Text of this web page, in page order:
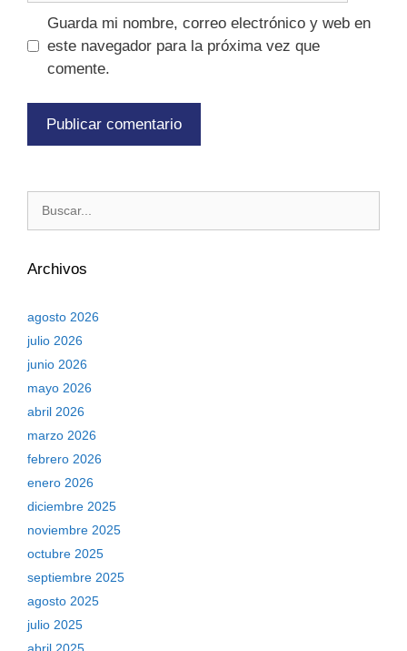
Guarda mi nombre, correo electrónico y web en
este navegador para la próxima vez que
comente.
Archivos
agosto 2026
julio 2026
junio 2026
mayo 2026
abril 2026
marzo 2026
febrero 2026
enero 2026
diciembre 2025
noviembre 2025
octubre 2025
septiembre 2025
agosto 2025
julio 2025